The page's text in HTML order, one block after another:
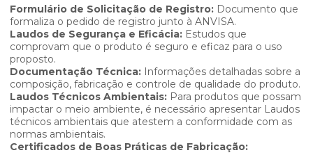
Formulário de Solicitação de Registro: Documento que
formaliza o pedido de registro junto à ANVISA.
Laudos de Segurança e Eficácia: Estudos que
comprovam que o produto é seguro e eficaz para o uso
proposto.
Documentação Técnica: Informações detalhadas sobre a
composição, fabricação e controle de qualidade do produto.
Laudos Técnicos Ambientais: Para produtos que possam
impactar o meio ambiente, é necessário apresentar Laudos
técnicos ambientais que atestem a conformidade com as
normas ambientais.
Certificados de Boas Práticas de Fabricação: